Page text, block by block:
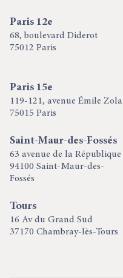
Paris 12e
68, boulevard Diderot
75012 Paris
Paris 15e
119-121, avenue Émile Zola
75015 Paris
Saint-Maur-des-Fossés
63 avenue de la République
94100 Saint-Maur-des-
Fossés
Tours
16 Av du Grand Sud
37170 Chambray-lès-Tours